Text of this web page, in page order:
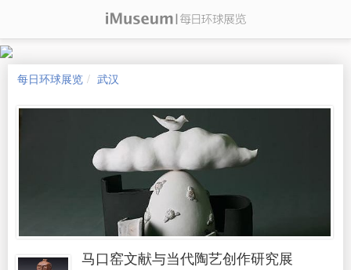
每日环球展览 武汉
马口窑文献与当代陶艺创作研究展